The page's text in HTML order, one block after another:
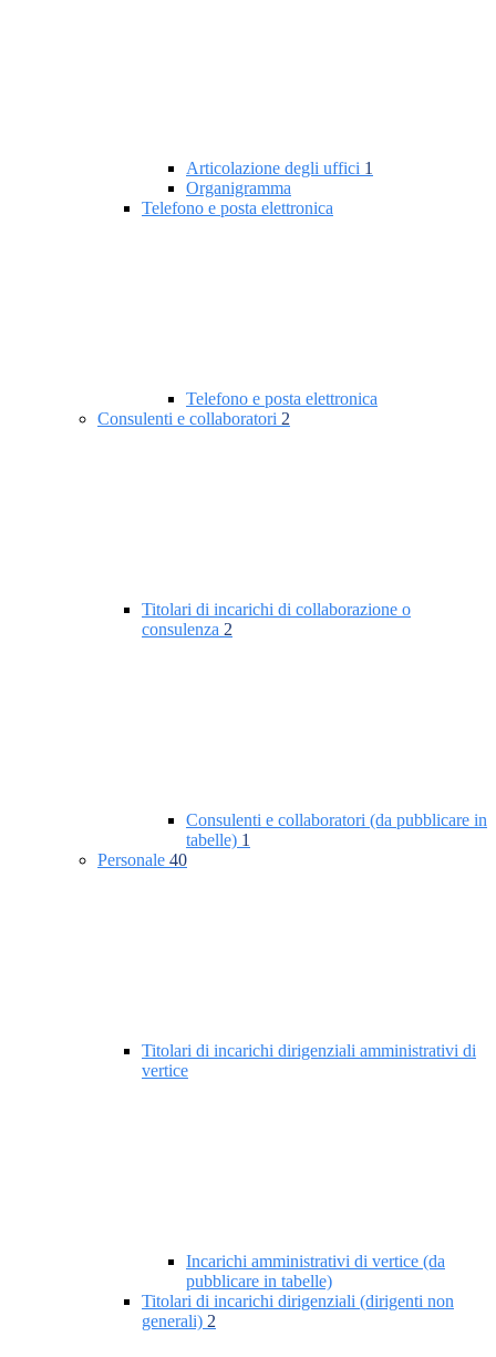
Articolazione degli uffici 1
Organigramma
Telefono e posta elettronica
Telefono e posta elettronica
Consulenti e collaboratori 2
Titolari di incarichi di collaborazione o
consulenza 2
Consulenti e collaboratori (da pubblicare in
tabelle) 1
Personale 40
Titolari di incarichi dirigenziali amministrativi di
vertice
Incarichi amministrativi di vertice (da
pubblicare in tabelle)
Titolari di incarichi dirigenziali (dirigenti non
generali) 2